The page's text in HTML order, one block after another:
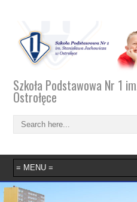
Szkoła Podstawowa Nr 1
Ostrołęce